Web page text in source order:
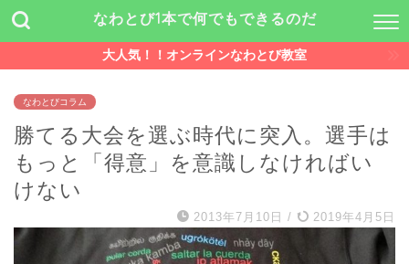
なわとび1本で何でもできるのだ
大人気！！オンラインなわとび教室
なわとびコラム
勝てる大会を選ぶ時代に突入。選手は
もっと「得意」を意識しなければい
けない
2013年7月10日 / 2019年4月5日